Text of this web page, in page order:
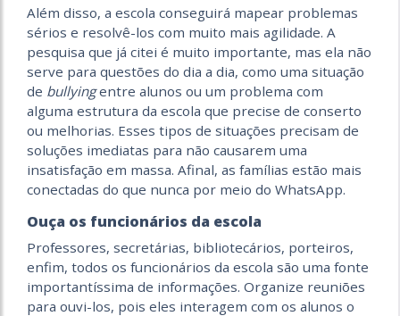
Além disso, a escola conseguirá mapear problemas
sérios e resolvê-los com muito mais agilidade. A
pesquisa que já citei é muito importante, mas ela não
serve para questões do dia a dia, como uma situação
de bullyingentre alunos ou um problema com
alguma estrutura da escola que precise de conserto
ou melhorias. Esses tipos de situações precisam de
soluções imediatas para não causarem uma
insatisfação em massa. Afinal, as famílias estão mais
conectadas do que nunca por meio do WhatsApp.
Ouça os funcionários da escola
Professores, secretárias, bibliotecários, porteiros,
enfim, todos os funcionários da escola são uma fonte
importantíssima de informações. Organize reuniões
para ouvi-los, pois eles interagem com os alunos o